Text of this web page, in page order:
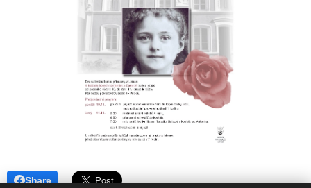
Share